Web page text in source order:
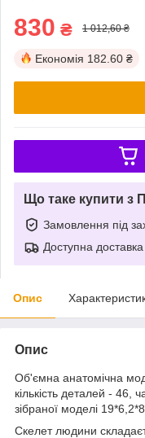
830 ₴ 1 012,60 ₴
Економія 182.60 ₴
Що таке купити з
Замовлення під
Доступна доставка
Опис
Опис
Об'ємна анатомічна
кількість деталей - 46,
зібраної моделі
Скелет людини